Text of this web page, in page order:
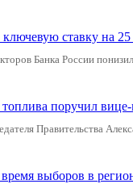
ставку на
Банка России
поручил
Правительства
выборов в